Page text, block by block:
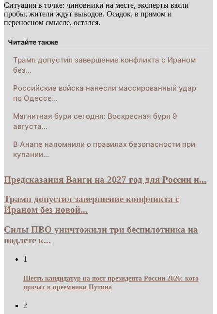
Ситуация в точке: чиновники на месте, эксперты взяли
пробы, жители ждут выводов. Осадок, в прямом и
переносном смысле, остался.
Читайте также
Трамп допустил завершение конфликта с Ираном
без…
Российские войска нанесли массированный удар
по Одессе…
Магнитная буря сегодня: Воскресная буря 9
августа…
В Анапе напомнили о правилах безопасности при
купании…
Предсказания Ванги на 2027 год для России и...
Трамп допустил завершение конфликта с
Ираном без новой...
Силы ПВО уничтожили три беспилотника на
подлете к...
1
Шесть кандидатур на пост президента России 2026: кого
прочат в преемники Путина
2